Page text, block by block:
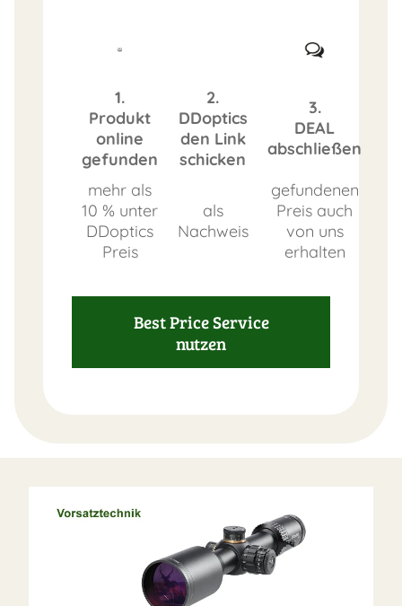
1.
Produkt
online
gefunden
2.
DDoptics
den Link
schicken
3.
DEAL
abschließen
mehr als
10 % unter
DDoptics
Preis
als
Nachweis
gefundenen
Preis auch
von uns
erhalten
Best Price Service
nutzen